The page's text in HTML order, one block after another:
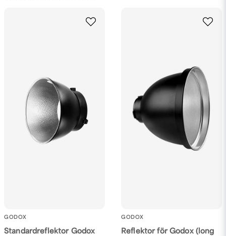
GODOX
Standardreflektor Godox
GODOX
Reflektor för Godox (long